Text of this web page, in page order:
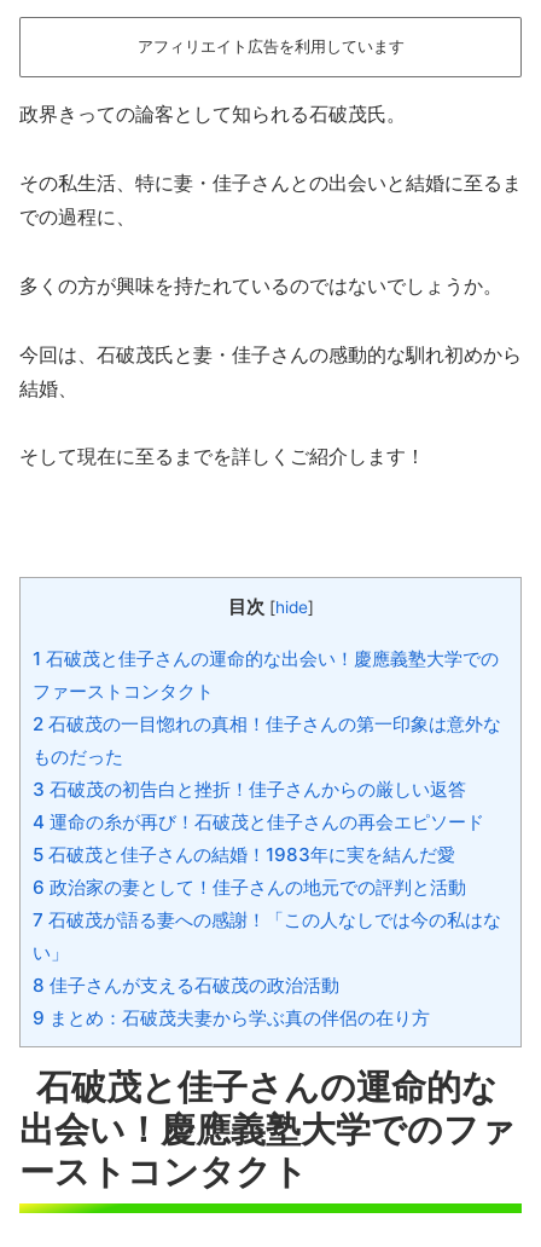
アフィリエイト広告を利用しています
政界きっての論客として知られる石破茂氏。
その私生活、特に妻・佳子さんとの出会いと結婚に至るま
での過程に、
多くの方が興味を持たれているのではないでしょうか。
今回は、石破茂氏と妻・佳子さんの感動的な馴れ初めから
結婚、
そして現在に至るまでを詳しくご紹介します！
目次 [hide]
1 石破茂と佳子さんの運命的な出会い！慶應義塾大学での
ファーストコンタクト
2 石破茂の一目惚れの真相！佳子さんの第一印象は意外な
ものだった
3 石破茂の初告白と挫折！佳子さんからの厳しい返答
4 運命の糸が再び！石破茂と佳子さんの再会エピソード
5 石破茂と佳子さんの結婚！1983年に実を結んだ愛
6 政治家の妻として！佳子さんの地元での評判と活動
7 石破茂が語る妻への感謝！「この人なしでは今の私はな
い」
8 佳子さんが支える石破茂の政治活動
9 まとめ：石破茂夫妻から学ぶ真の伴侶の在り方
石破茂と佳子さんの運命的な
出会い！慶應義塾大学でのファ
ーストコンタクト